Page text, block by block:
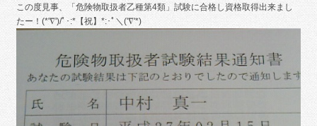
この度見事、「危険物取扱者乙種第4類」試験に合格し資格取得出来まし
たー！(*'∇')/ﾟ･:*【祝】*:･ﾟ＼('∇'*)